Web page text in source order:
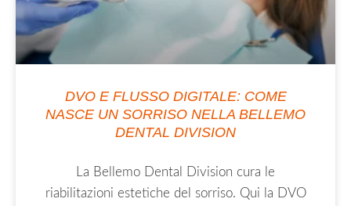
DVO E FLUSSO DIGITALE: COME
NASCE UN SORRISO NELLA BELLEMO
DENTAL DIVISION
La Bellemo Dental Division cura le
riabilitazioni estetiche del sorriso. Qui la DVO